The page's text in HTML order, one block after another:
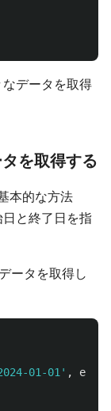
データを取得
を取得する
本的な方法
と終了日を指
ータを取得し
01-01 ' , end